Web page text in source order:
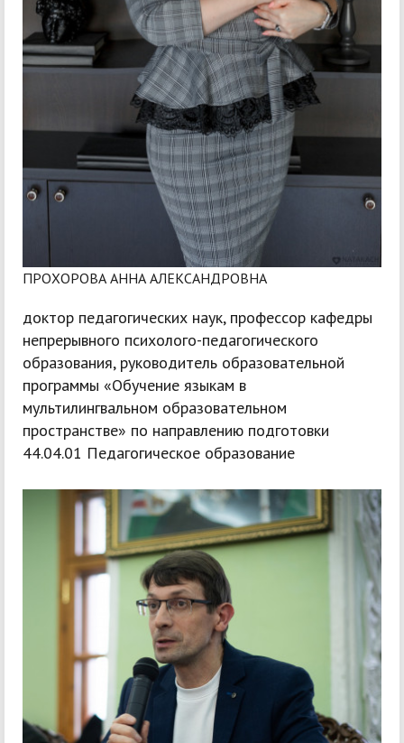
ПРОХОРОВА АННА АЛЕКСАНДРОВНА
доктор педагогических наук, профессор кафедры
непрерывного психолого-педагогического
образования, руководитель образовательной
программы «Обучение языкам в
мультилингвальном образовательном
пространстве» по направлению подготовки
44.04.01 Педагогическое образование